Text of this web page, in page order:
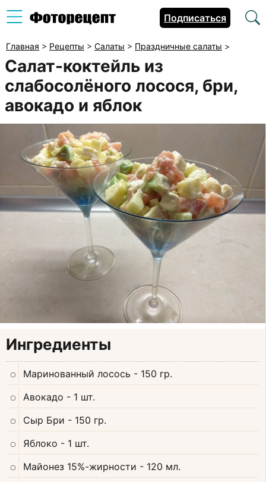
Подписаться
Главная > Рецепты > Салаты > Праздничные салаты >
Салат-коктейль из
слабосолёного лосося, бри,
авокадо и яблок
Ингредиенты
Маринованный лосось - 150 гр.
Авокадо - 1 шт.
Сыр Бри - 150 гр.
Яблоко - 1 шт.
Майонез 15%-жирности - 120 мл.